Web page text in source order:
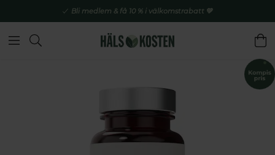
Bli medlem & få 10 % i välkomstrabatt 💚